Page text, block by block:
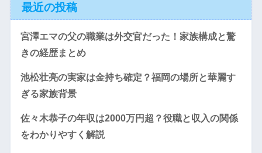
最近の投稿
宮澤エマの父の職業は外交官だった！家族構成と驚
きの経歴まとめ
池松壮亮の実家は金持ち確定？福岡の場所と華麗す
ぎる家族背景
佐々木恭子の年収は2000万円超？役職と収入の関係
をわかりやすく解説